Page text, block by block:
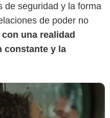
de seguridad y la forma
de poder no
una realidad
constante y la